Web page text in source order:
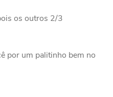
os outros 2/3
por um palitinho bem no